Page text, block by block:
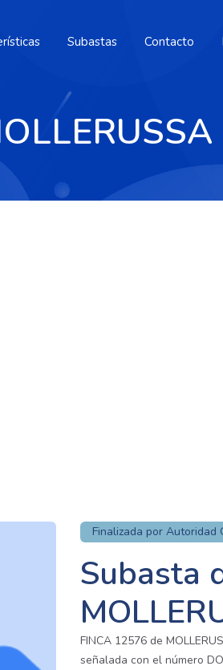
Subastas Contacto
Finalizada por Autoridad
Subasta
FINCA 12576 de
señalada con el número